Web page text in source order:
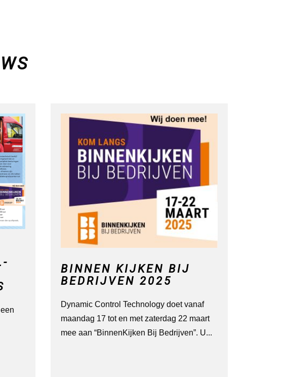
BINNEN KIJKEN BIJ
BEDRIJVEN 2025
Dynamic Control Technology doet vanaf
maandag 17 tot en met zaterdag 22 maart
mee aan “BinnenKijken Bij Bedrijven”. U...